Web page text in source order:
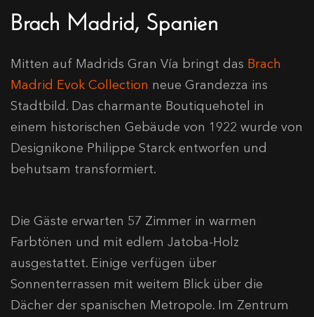
Brach Madrid, Spanien
Mitten auf Madrids Gran Vía bringt das Brach
Madrid Evok Collection neue Grandezza ins
Stadtbild. Das charmante Boutiquehotel in
einem historischen Gebäude von 1922 wurde von
Designikone Philippe Starck entworfen und
behutsam transformiert.
Die Gäste erwarten 57 Zimmer in warmen
Farbtönen und mit edlem Jatoba-Holz
ausgestattet. Einige verfügen über
Sonnenterrassen mit weitem Blick über die
Dächer der spanischen Metropole. Im Zentrum